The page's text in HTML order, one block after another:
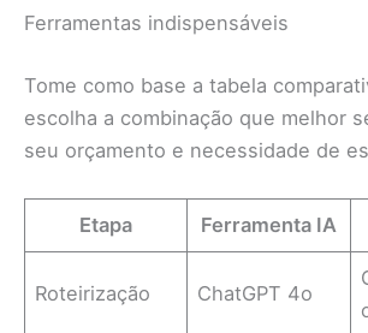
Ferramentas indispensáveis
Tome como base a tabela
escolha a combinação que melhor
seu orçamento e necessidade de
Etapa Ferramenta IA
Roteirização ChatGPT 4o